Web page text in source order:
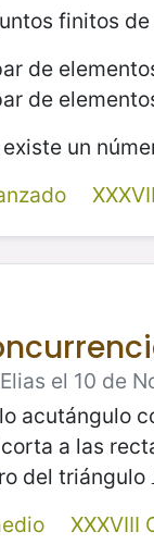
finitos de
de
de
un
el 10 de
acutángulo
corta a las
del triángulo
XXXVIII